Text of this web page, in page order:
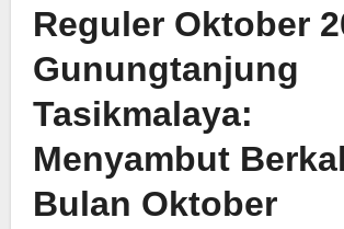
Reguler Oktober
Gunungtanjung
Tasikmalaya‎:
Menyambut
Bulan Oktober